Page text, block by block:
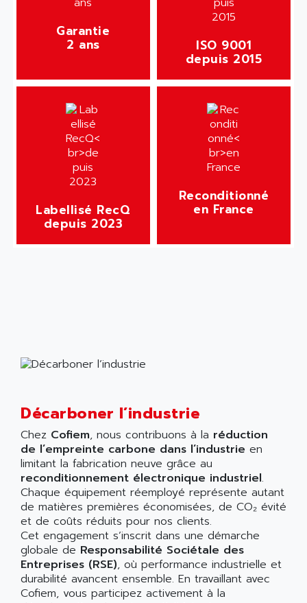
Garantie
2 ans ISO 9001
depuis 2015
Labellisé RecQ
depuis 2023
Reconditionné
en France
Décarboner l’industrie
Chez Cofiem, nous contribuons à la réduction
de l’empreinte carbone dans l’industrie en
limitant la fabrication neuve grâce au
reconditionnement électronique industriel.
Chaque équipement réemployé représente autant
de matières premières économisées, de CO₂ évité
et de coûts réduits pour nos clients.
Cet engagement s’inscrit dans une démarche
globale de Responsabilité Sociétale des
Entreprises (RSE), où performance industrielle et
durabilité avancent ensemble. En travaillant avec
Cofiem, vous participez activement à la